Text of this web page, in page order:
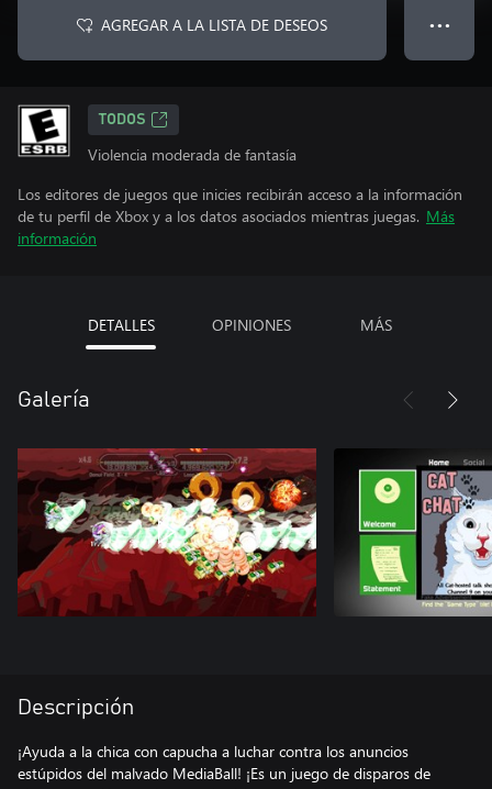
AGREGAR A LA LISTA DE DESEOS ● ● ●
TODOS
Violencia moderada de fantasía
Los editores de juegos que inicies recibirán acceso a la información
de tu perfil de Xbox y a los datos asociados mientras juegas. Más
información
DETALLES OPINIONES MÁS
Galería
Descripción
¡Ayuda a la chica con capucha a luchar contra los anuncios
estúpidos del malvado MediaBall! ¡Es un juego de disparos de